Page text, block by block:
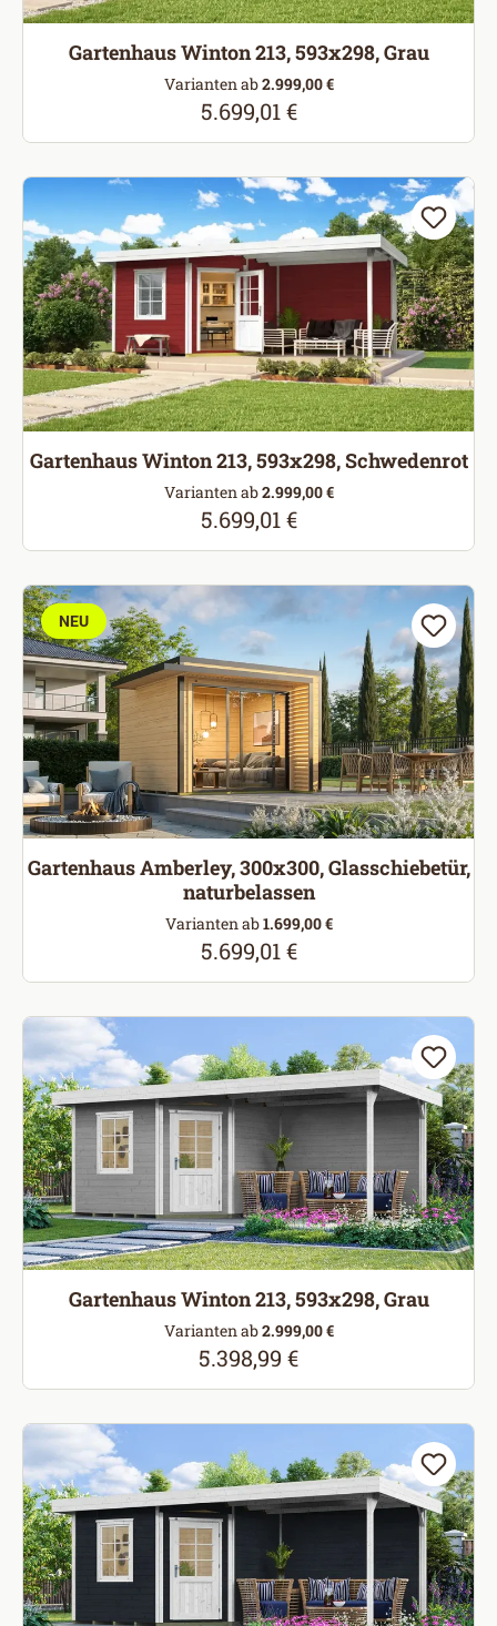
Gartenhaus Winton 213, 593x298, Grau
Varianten ab2.999,00 €
Regulärer Preis:
5.699,01 €
Gartenhaus Winton 213, 593x298, Schwedenrot
Varianten ab2.999,00 €
Regulärer Preis:
5.699,01 €
NEU
Gartenhaus Amberley, 300x300, Glasschiebetür,
naturbelassen
Varianten ab1.699,00 €
Regulärer Preis:
5.699,01 €
Gartenhaus Winton 213, 593x298, Grau
Varianten ab2.999,00 €
Regulärer Preis:
5.398,99 €